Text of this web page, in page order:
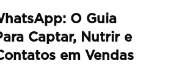
O Guia
Captar, Nutrir e
em Vendas